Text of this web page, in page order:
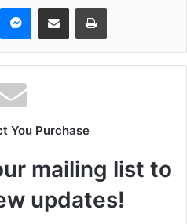
Messenger
Share via Email Print
You Purchase
mailing list to
updates!